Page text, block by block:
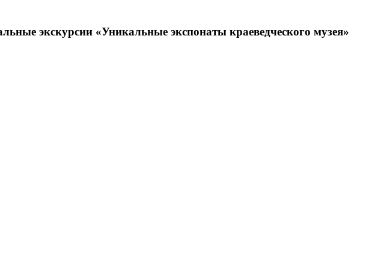
экскурсии «Уникальные экспонаты краеведческого музея»